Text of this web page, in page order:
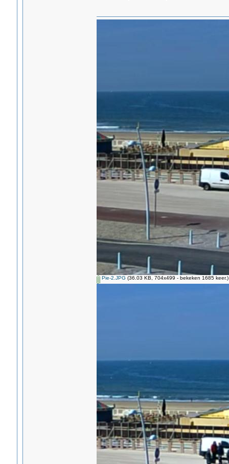
Pie-2.JPG (36.03 KB, 704x499 - bekeken 1685 keer.)